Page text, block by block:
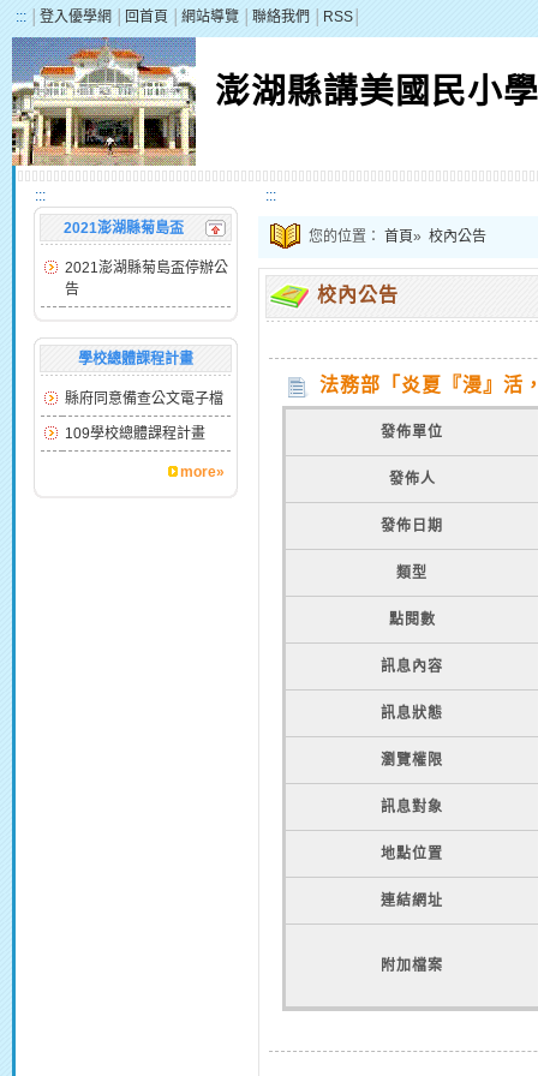
::: 登入優學網 回首頁 網站導覽 聯絡我們 RSS
澎湖縣講美國民小學
:::
2021澎湖縣菊島盃
2021澎湖縣菊島盃停辦公
告
學校總體課程計畫
縣府同意備查公文電子檔
109學校總體課程計畫
more»
:::
您的位置： 首頁» 校內公告
校內公告
法務部「炎夏『漫』活
發佈單位
發佈人
發佈日期
類型
點閱數
訊息內容
訊息狀態
瀏覽權限
訊息對象
地點位置
連結網址
附加檔案